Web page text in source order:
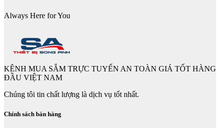
Always Here for You
KÊNH MUA SẮM TRỰC TUYẾN AN TOÀN GIÁ TỐT HÀNG
ĐẦU VIỆT NAM
Chúng tôi tin chất lượng là dịch vụ tốt nhất.
Chính sách bán hàng